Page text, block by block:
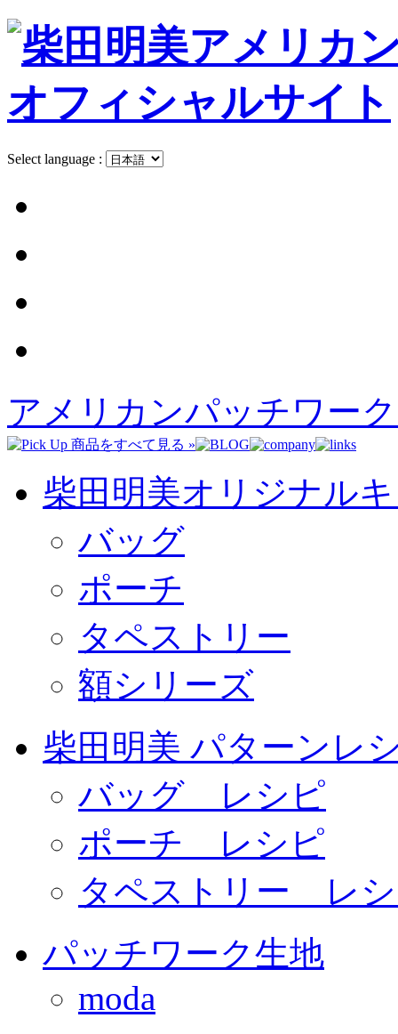
Select language :
アメリカンパッチワー
柴田明美オリジナル
バッグ
ポーチ
タペストリー
額シリーズ
柴田明美 パターンレ
バッグ レシピ
ポーチ レシピ
タペストリー レ
パッチワーク生地
moda